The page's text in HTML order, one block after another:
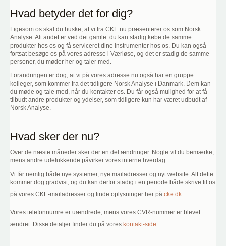
Hvad betyder det for dig?
Ligesom os skal du huske, at vi fra CKE nu præsenterer os som Norsk
Analyse. Alt andet er ved det gamle: du kan stadig købe de samme
produkter hos os og få serviceret dine instrumenter hos os. Du kan også
fortsat besøge os på vores adresse i Værløse, og det er stadig de samme
personer, du møder her og taler med.
Forandringen er dog, at vi på vores adresse nu også har en gruppe
kolleger, som kommer fra det tidligere Norsk Analyse i Danmark. Dem kan
du møde og tale med, når du kontakter os. Du får også mulighed for at få
tilbudt andre produkter og ydelser, som tidligere kun har været udbudt af
Norsk Analyse.
Hvad sker der nu?
Over de næste måneder sker der en del ændringer. Nogle vil du bemærke,
mens andre udelukkende påvirker vores interne hverdag.
Vi får nemlig både nye systemer, nye mailadresser og nyt website. Alt dette
kommer dog gradvist, og du kan derfor stadig i en periode både skrive til os
på vores CKE-mailadresser og finde oplysninger her på cke.dk.
Vores telefonnumre er uændrede, mens vores CVR-nummer er blevet
ændret. Disse detaljer finder du på vores kontakt-side.